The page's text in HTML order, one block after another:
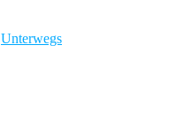
Unterwegs